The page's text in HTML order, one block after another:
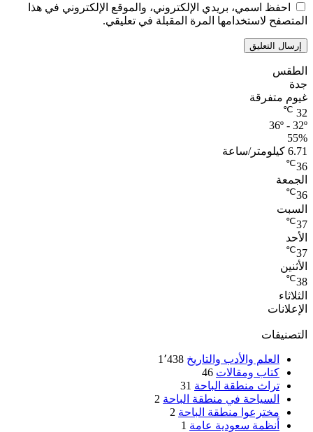
احفظ اسمي، بريدي الإلكتروني، والموقع الإلكتروني في هذا
المتصفح لاستخدامها المرة المقبلة في تعليقي.
الطقس
جدة
غيوم متفرقة
32
℃
36º - 32º
55%
6.71 كيلومتر/ساعة
36
℃
الجمعة
36
℃
السبت
37
℃
الأحد
37
℃
الأثنين
38
℃
الثلاثاء
الإعلانات
التصنيفات
العلم والأدب والتاريخ 1٬438
كتاب ومقالات 46
تراث منطقة الباحة 31
السياحة في منطقة الباحة 2
مخترعوا منطقة الباحة 2
أنظمة سعودية عامة 1